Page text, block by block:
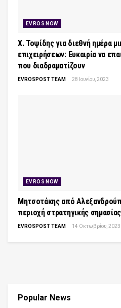
EVROS NOW
Χ. Τοψίδης για διεθνή ημέρα
επιχειρήσεων: Ευκαιρία να
που διαδραματίζουν
EVROSPOST TEAM 28 Ιουνίου, 2023
EVROS NOW
Μητσοτάκης από
περιοχή στρατηγικής σημασίας
EVROSPOST TEAM 14 Οκτωβρίου, 2023
Popular News